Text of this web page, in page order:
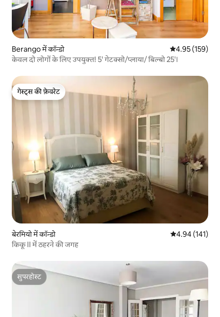
Berango में कॉन्डो औसत रेटिंग 5 में से
4.95 (159)
केवल दो लोगों के लिए उपयुक्त! 5' गेटक्सो/प्लाया/ बिल्बो 25'।
गेस्ट्स की फ़ेवरेट
गेस्ट्स की फ़ेवरेट
बेरमियो में कॉन्डो औसत रेटिंग 5 में से
4.94 (141)
किकू II में ठहरने की जगह
सुपरहोस्ट
सुपरहोस्ट